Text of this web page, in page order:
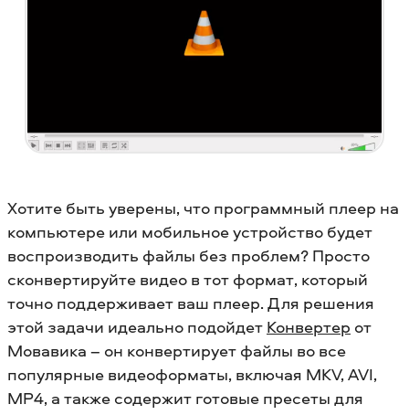
Хотите быть уверены, что программный плеер на
компьютере или мобильное устройство будет
воспроизводить файлы без проблем? Просто
сконвертируйте видео в тот формат, который
точно поддерживает ваш плеер. Для решения
этой задачи идеально подойдет Конвертер от
Мовавика – он конвертирует файлы во все
популярные видеоформаты, включая MKV, AVI,
MP4, а также содержит готовые пресеты для